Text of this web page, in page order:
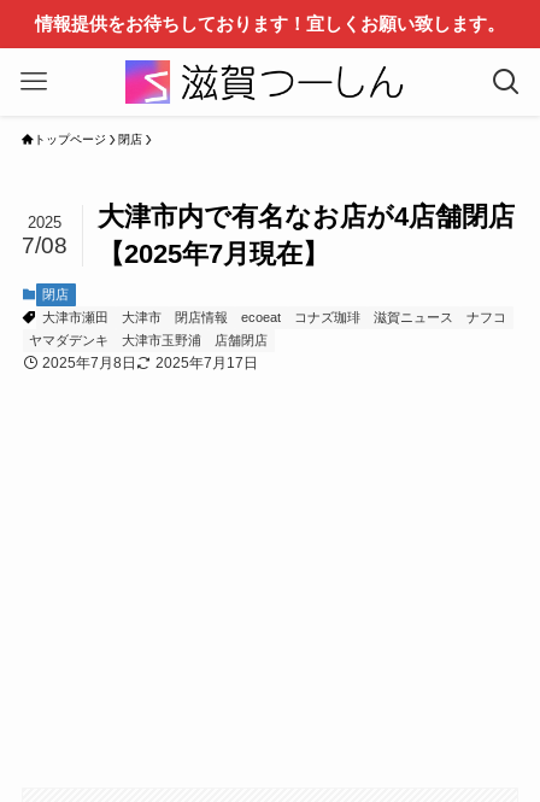
情報提供をお待ちしております！宜しくお願い致します。
トップページ 閉店
大津市内で有名なお店が4店舗閉店
【2025年7月現在】
2025
7/08
閉店
大津市瀬田
大津市 閉店情報 ecoeat コナズ珈琲 滋賀ニュース
ナフコ
ヤマダデンキ
大津市玉野浦 店舗閉店
2025年7月8日 2025年7月17日